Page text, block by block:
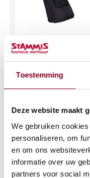
Toestemming
Deze website maakt
We gebruiken
personaliseren, om
en om ons
informatie over uw
partners voor social
Zitzak zwart
€28,46
IN WINKELWAGEN
Meer info